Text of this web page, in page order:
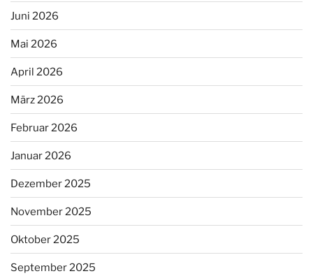
Juni 2026
Mai 2026
April 2026
März 2026
Februar 2026
Januar 2026
Dezember 2025
November 2025
Oktober 2025
September 2025